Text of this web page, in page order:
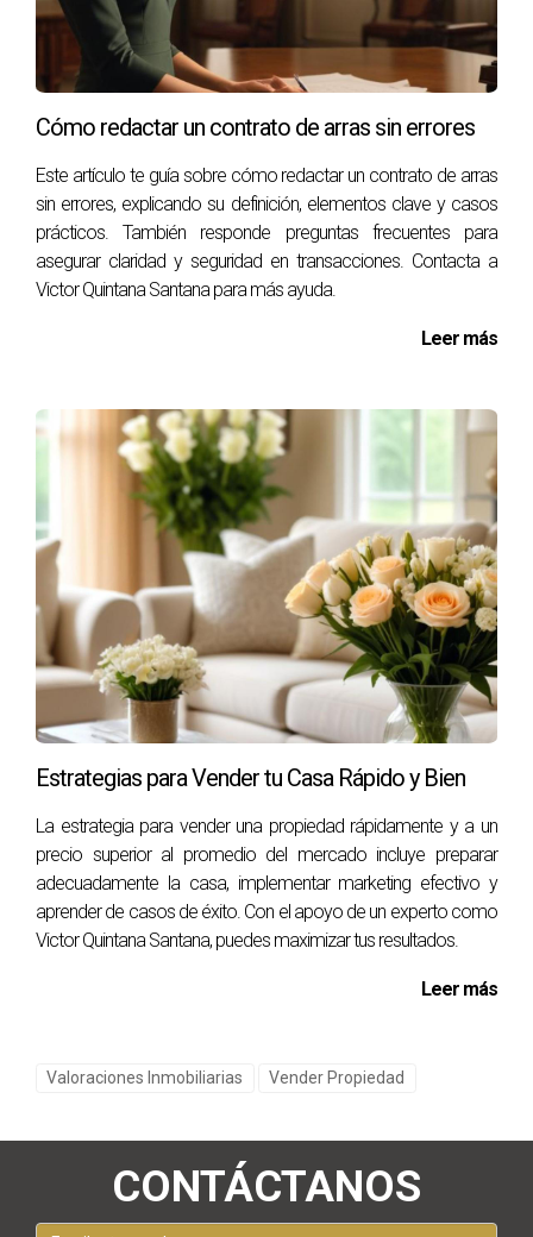
estrategia de precios y marketing, muchas casas se
venden dentro del primer mes.
sea más atractiva para los compradores y justificar un
precio más alto.
¿Qué pasa si mi casa no se vende al precio
esperado?
Si no recibes ofertas satisfactorias, considera ajustar el
comentarios recibidos durante las visitas. Recuerda que
cada situación es única; por eso es esencial contar con
asesoramiento profesional para guiarte durante todo el
proceso. ¡Victor Quintana Santana está aquí para ayudarte!
Cómo redactar un contrato de arras sin errores
Este artículo te guía sobre cómo redactar un contrato de arras
sin errores, explicando su definición, elementos clave y casos
prácticos. También responde preguntas frecuentes para
asegurar claridad y seguridad en transacciones. Contacta a
Victor Quintana Santana para más ayuda.
Leer más
Estrategias para Vender tu Casa Rápido y Bien
La estrategia para vender una propiedad rápidamente y a un
precio superior al promedio del mercado incluye preparar
adecuadamente la casa, implementar marketing efectivo y
aprender de casos de éxito. Con el apoyo de un experto como
Victor Quintana Santana, puedes maximizar tus resultados.
Leer más
Valoraciones Inmobiliarias Vender Propiedad
CONTÁCTANOS